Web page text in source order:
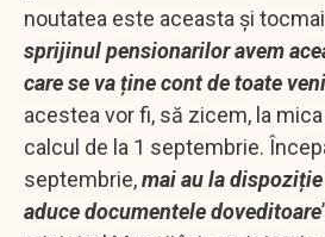
noutatea este aceasta și
sprijinul pensionarilor avem
care se va ține cont de toate
acestea vor fi, să zicem, la
calcul de la 1 septembrie.
septembrie,mai au la
aduce documentele doveditoare